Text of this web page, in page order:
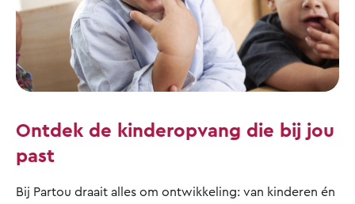
Ontdek de kinderopvang die bij jou
past
Bij Partou draait alles om ontwikkeling: van kinderen én